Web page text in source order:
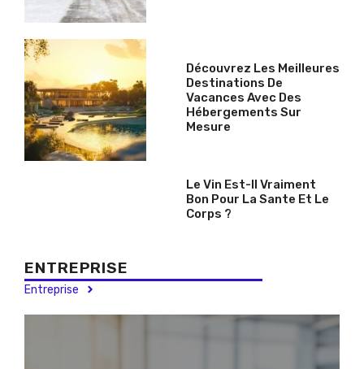
Découvrez Les Meilleures
Destinations De
Vacances Avec Des
Hébergements Sur
Mesure
Le Vin Est-Il Vraiment
Bon Pour La Sante Et Le
Corps ?
ENTREPRISE
Entreprise